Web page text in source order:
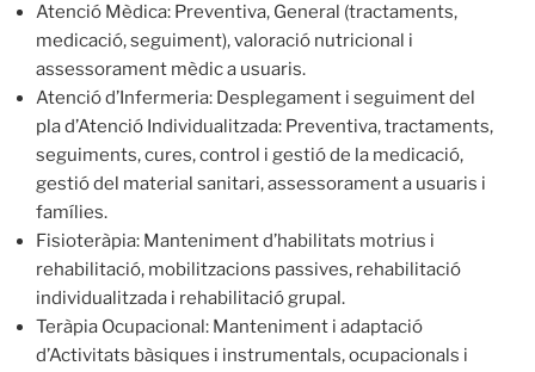
Atenció Mèdica: Preventiva, General (tractaments,
medicació, seguiment), valoració nutricional i
assessorament mèdic a usuaris.
Atenció d’Infermeria: Desplegament i seguiment del
pla d’Atenció Individualitzada: Preventiva, tractaments,
seguiments, cures, control i gestió de la medicació,
gestió del material sanitari, assessorament a usuaris i
famílies.
Fisioteràpia: Manteniment d’habilitats motrius i
rehabilitació, mobilitzacions passives, rehabilitació
individualitzada i rehabilitació grupal.
Teràpia Ocupacional: Manteniment i adaptació
d’Activitats bàsiques i instrumentals, ocupacionals i